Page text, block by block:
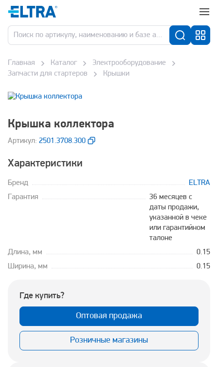
Главная Каталог
Электрооборудование
Запчасти для стартеров
Крышки
Крышка коллектора
Aртикул: 2501.3708.300
Характеристики
Бренд
ELTRA
Гарантия
36 месяцев с
даты продажи,
указанной в чеке
или гарантийном
талоне
Длина, мм
0.15
Ширина, мм
0.15
Где купить?
Оптовая продажа
Розничные магазины